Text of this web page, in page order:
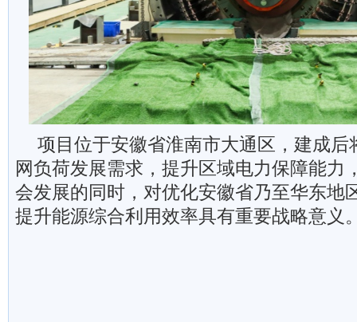
项目位于安徽省淮南市大通区，建成后
网负荷发展需求，提升区域电力保障能力
会发展的同时，对优化安徽省乃至华东地
提升能源综合利用效率具有重要战略意义